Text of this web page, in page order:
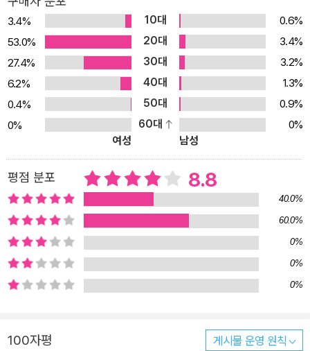
3.4% 10대
0.6%
53.0%
20대
3.4%
27.4%
30대
3.2%
6.2%
40대
1.3%
0.4%
50대
0.9%
0%
60대
0%
여성
남성
평점 분포 8.8
40.0%
60.0%
0%
0%
0%
100자평 게시물 운영 원칙